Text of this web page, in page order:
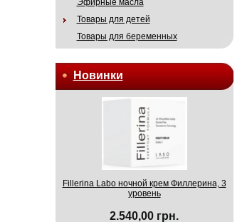
Эфирные масла
Товары для детей
Товары для беременных
Новинки
Fillerina Labo ночной крем Филлерина, 3
уровень
2.540,00 грн.